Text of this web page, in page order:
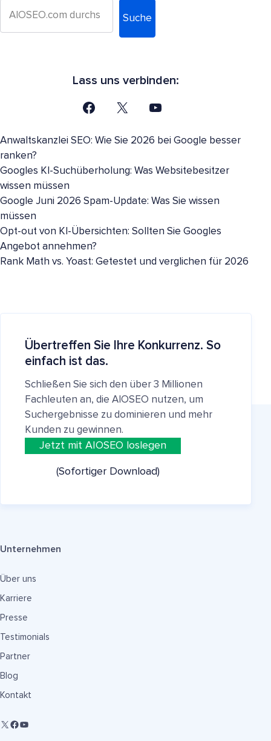
Suche
Lass uns verbinden:
Anwaltskanzlei SEO: Wie Sie 2026 bei Google besser
ranken?
Googles KI-Suchüberholung: Was Websitebesitzer
wissen müssen
Google Juni 2026 Spam-Update: Was Sie wissen
müssen
Opt-out von KI-Übersichten: Sollten Sie Googles
Angebot annehmen?
Rank Math vs. Yoast: Getestet und verglichen für 2026
Übertreffen Sie Ihre Konkurrenz. So
einfach ist das.
Schließen Sie sich den über 3 Millionen
Fachleuten an, die AIOSEO nutzen, um
Suchergebnisse zu dominieren und mehr
Kunden zu gewinnen.
Jetzt mit AIOSEO loslegen
(Sofortiger Download)
Unternehmen
Über uns
Karriere
Presse
Testimonials
Partner
Blog
Kontakt